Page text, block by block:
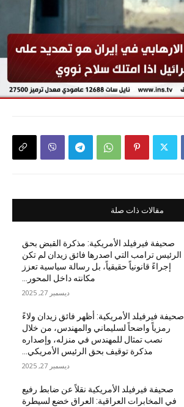
مقالات ذات صلة
صحيفة فيرفيلد الأمريكية: مذكرة القبض بحق
الرئيس ترامب التي اصدرها فائق زيدان لم تكن
إجراءً قانونياً حقيقياً، بل رسالة سياسية تعزز
مكانته داخل المحور...
ديسمبر 27, 2025
صحيفة فيرفيلد الأمريكية: أظهر فائق زيدان ولاءً
رمزياً واضحاً لسليماني والمهندس، من خلال
نصب تمثال للمهندس في منزله، وإصداره
مذكرة توقيف بحق الرئيس الأمريكي...
ديسمبر 27, 2025
صحيفة فيرفيلد الأمريكية نقلاً عن ضابط رفيع
في المخابرات العراقية: العراق خضع لسيطرة